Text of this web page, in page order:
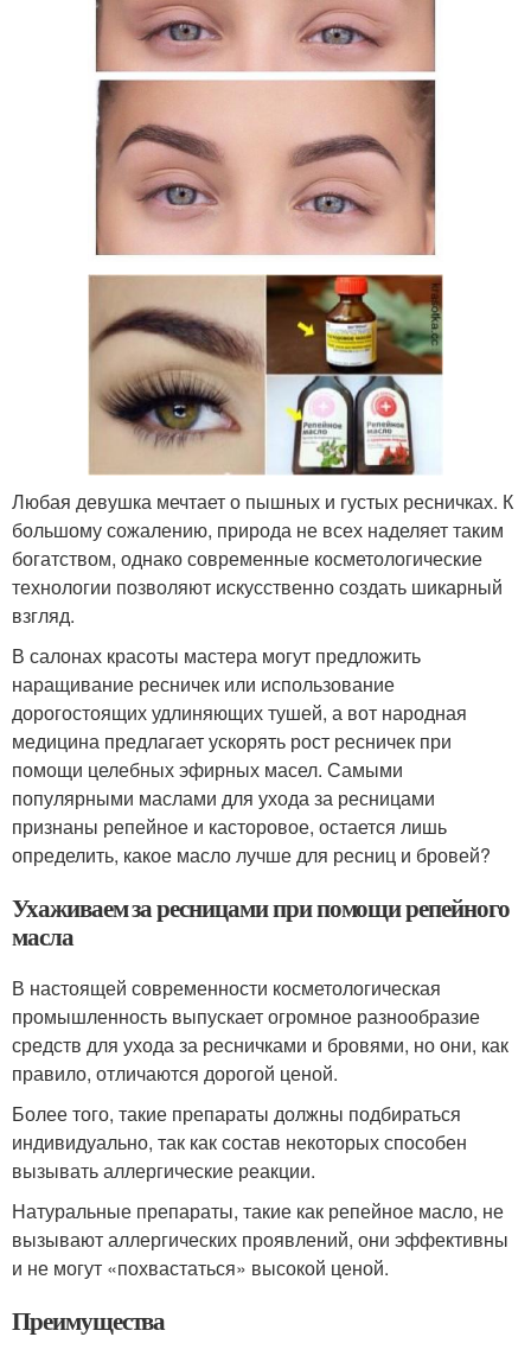
Любая девушка мечтает о пышных и густых ресничках. К
большому сожалению, природа не всех наделяет таким
богатством, однако современные косметологические
технологии позволяют искусственно создать шикарный
взгляд.
В салонах красоты мастера могут предложить
наращивание ресничек или использование
дорогостоящих удлиняющих тушей, а вот народная
медицина предлагает ускорять рост ресничек при
помощи целебных эфирных масел. Самыми
популярными маслами для ухода за ресницами
признаны репейное и касторовое, остается лишь
определить, какое масло лучше для ресниц и бровей?
Ухаживаем за ресницами при помощи репейного
масла
В настоящей современности косметологическая
промышленность выпускает огромное разнообразие
средств для ухода за ресничками и бровями, но они, как
правило, отличаются дорогой ценой.
Более того, такие препараты должны подбираться
индивидуально, так как состав некоторых способен
вызывать аллергические реакции.
Натуральные препараты, такие как репейное масло, не
вызывают аллергических проявлений, они эффективны
и не могут «похвастаться» высокой ценой.
Преимущества